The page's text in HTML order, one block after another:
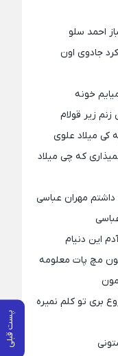
پست قبلی
احمد سلو
جادوی اون
خونه
زیر قولام
کی میلاد علوی
که چی میلاد
مهران عباسی
این دنیام
چون مچ پات معلومه
بری تو کلم نمیره